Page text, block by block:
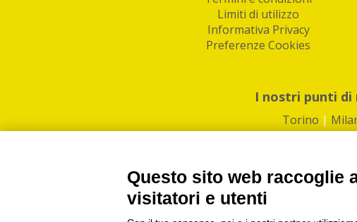
Limiti di utilizzo
Informativa Privacy
Preferenze Cookies
I nostri punti di
Torino |
Questo sito web raccoglie
visitatori e utenti